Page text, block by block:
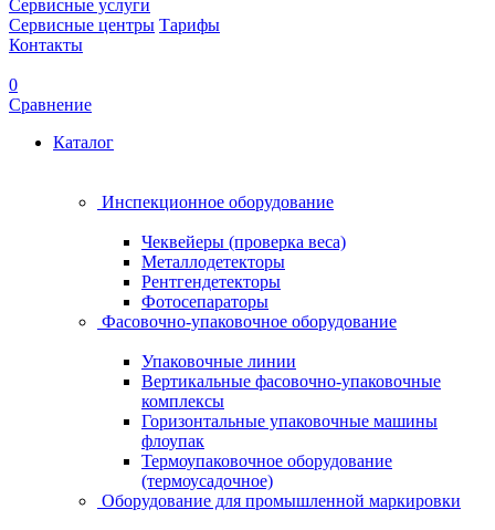
Сервисные услуги
Сервисные центры Тарифы
Контакты
0
Сравнение
Каталог
Инспекционное оборудование
Чеквейеры (проверка веса)
Металлодетекторы
Рентгендетекторы
Фотосепараторы
Фасовочно-упаковочное оборудование
Упаковочные линии
Вертикальные фасовочно-упаковочные
комплексы
Горизонтальные упаковочные машины
флоупак
Термоупаковочное оборудование
(термоусадочное)
Оборудование для промышленной маркировки